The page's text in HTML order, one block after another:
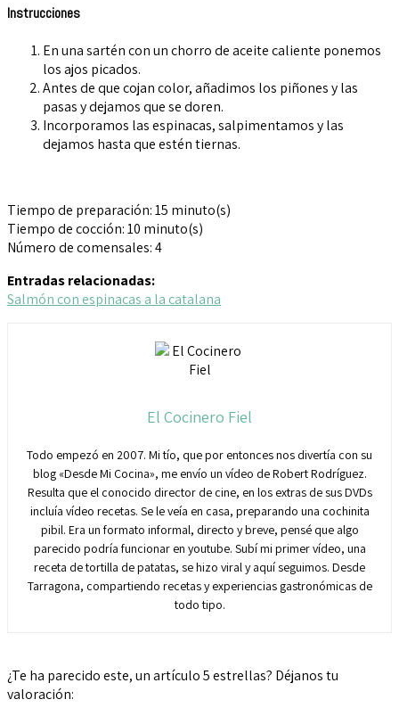
Instrucciones
En una sartén con un chorro de aceite caliente ponemos
los ajos picados.
Antes de que cojan color, añadimos los piñones y las
pasas y dejamos que se doren.
Incorporamos las espinacas, salpimentamos y las
dejamos hasta que estén tiernas.
Tiempo de preparación:15 minuto(s)
Tiempo de cocción:10 minuto(s)
Número de comensales:4
Entradas relacionadas:
Salmón con espinacas a la catalana
El Cocinero Fiel
Todo empezó en 2007. Mi tío, que por entonces nos divertía con su
blog «Desde Mi Cocina», me envío un vídeo de Robert Rodríguez.
Resulta que el conocido director de cine, en los extras de sus DVDs
incluía vídeo recetas. Se le veía en casa, preparando una cochinita
pibil. Era un formato informal, directo y breve, pensé que algo
parecido podría funcionar en youtube. Subí mi primer vídeo, una
receta de tortilla de patatas, se hizo viral y aquí seguimos. Desde
Tarragona, compartiendo recetas y experiencias gastronómicas de
todo tipo.
¿Te ha parecido este, un artículo 5 estrellas? Déjanos tu
valoración: